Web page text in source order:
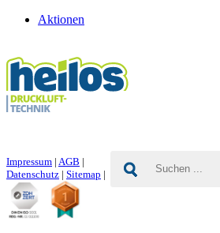
Aktionen
Impressum | AGB |
Datenschutz | Sitemap |